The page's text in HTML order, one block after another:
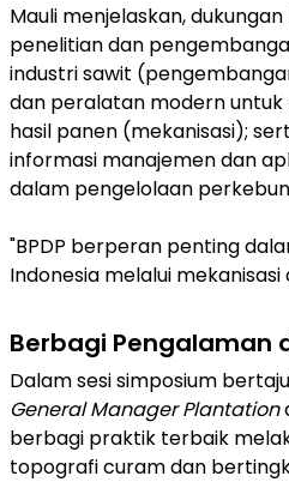
Mauli menjelaskan,
penelitian dan
industri sawit
dan peralatan modern
hasil panen (mekanisasi);
informasi manajemen dan
dalam pengelolaan
"BPDP berperan penting
Indonesia melalui mekanisasi
Berbagi Pengalaman
Dalam sesi simposium
General Manager Plantation
berbagi praktik terbaik
topografi curam dan